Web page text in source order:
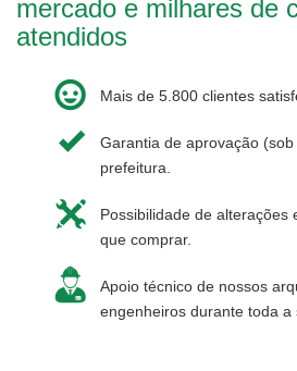
mercado e milhares de
atendidos
Mais de 5.800 clientes
Garantia de aprovação
prefeitura.
Possibilidade de alterações
que comprar.
Apoio técnico de nossos
engenheiros durante toda a